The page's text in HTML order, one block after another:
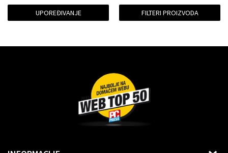
UPOREĐIVANJE FILTERI PROIZVODA